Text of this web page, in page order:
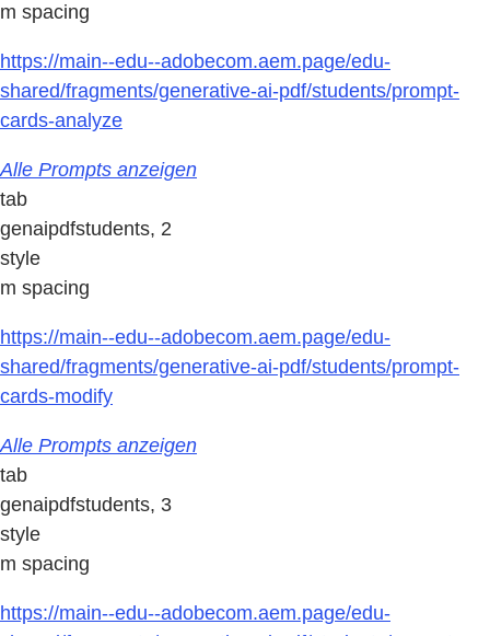
m spacing
https://main--edu--adobecom.aem.page/edu-
shared/fragments/generative-ai-pdf/students/prompt-
cards-analyze
Alle Prompts anzeigen
tab
genaipdfstudents, 2
style
m spacing
https://main--edu--adobecom.aem.page/edu-
shared/fragments/generative-ai-pdf/students/prompt-
cards-modify
Alle Prompts anzeigen
tab
genaipdfstudents, 3
style
m spacing
https://main--edu--adobecom.aem.page/edu-